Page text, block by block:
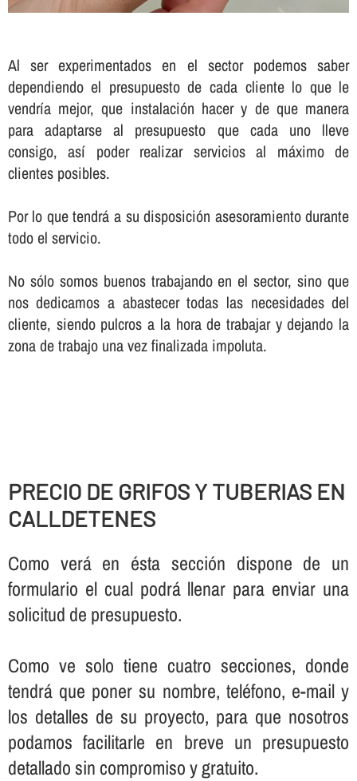
Al ser experimentados en el sector podemos saber
dependiendo el presupuesto de cada cliente lo que le
vendrí­a mejor, que instalación hacer y de que manera
para adaptarse al presupuesto que cada uno lleve
consigo, así­ poder realizar servicios al máximo de
clientes posibles.
Por lo que tendrá a su disposición asesoramiento durante
todo el servicio.
No sólo somos buenos trabajando en el sector, sino que
nos dedicamos a abastecer todas las necesidades del
cliente, siendo pulcros a la hora de trabajar y dejando la
zona de trabajo una vez finalizada impoluta.
PRECIO DE GRIFOS Y TUBERIAS EN
CALLDETENES
Como verá en ésta sección dispone de un
formulario el cual podrá llenar para enviar una
solicitud de presupuesto.
Como ve solo tiene cuatro secciones, donde
tendrá que poner su nombre, teléfono, e-mail y
los detalles de su proyecto, para que nosotros
podamos facilitarle en breve un presupuesto
detallado sin compromiso y gratuito.